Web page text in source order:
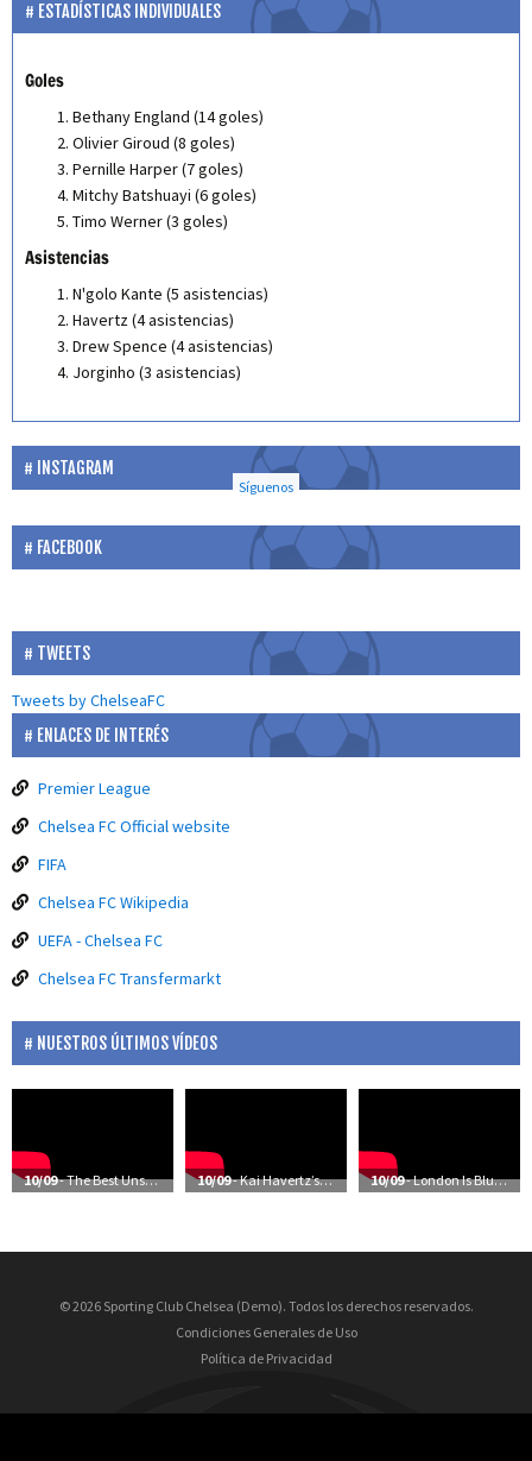
ESTADÍSTICAS INDIVIDUALES
Goles
Bethany England (14 goles)
Olivier Giroud (8 goles)
Pernille Harper (7 goles)
Mitchy Batshuayi (6 goles)
Timo Werner (3 goles)
Asistencias
N'golo Kante (5 asistencias)
Havertz (4 asistencias)
Drew Spence (4 asistencias)
Jorginho (3 asistencias)
INSTAGRAM
Síguenos
FACEBOOK
TWEETS
Tweets by ChelseaFC
ENLACES DE INTERÉS
Premier League
Chelsea FC Official website
FIFA
Chelsea FC Wikipedia
UEFA - Chelsea FC
Chelsea FC Transfermarkt
NUESTROS ÚLTIMOS VÍDEOS
10/09- The Best Unseen Moments Of Chelsea’s Season 10/09- Kai Havertz’s First Training Session At Cobham 10/09- London Is Blue | The Future’s Bright | Frank Lampard: Coming Home
© 2026 Sporting Club Chelsea (Demo). Todos los derechos reservados.
Condiciones Generales de Uso
Política de Privacidad